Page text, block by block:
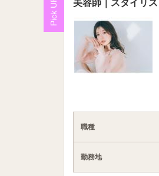
美容師｜スタイリ
職種
勤務地